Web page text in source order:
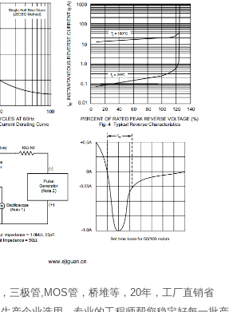
三极管,MOS管，桥堆等，20年，工厂直销省